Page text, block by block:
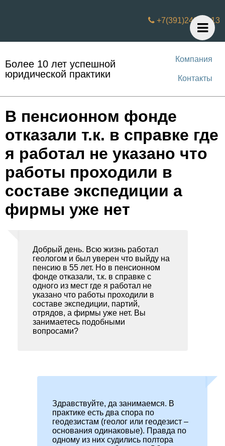
+7(391)242 31 13
Более 10 лет успешной
юридической практики
Компания
Контакты
В пенсионном фонде
отказали т.к. в справке где
я работал не указано что
работы проходили в
составе экспедиции а
фирмы уже нет
Добрый день. Всю жизнь работал
геологом и был уверен что выйду на
пенсию в 55 лет. Но в пенсионном
фонде отказали, т.к. в справке с
одного из мест где я работал не
указано что работы проходили в
составе экспедиции, партий,
отрядов, а фирмы уже нет. Вы
занимаетесь подобными
вопросами?
Здравствуйте, да занимаемся. В
практике есть два спора по
геодезистам (геолог или геодезист –
основания одинаковые). Правда по
одному из них судились полтора